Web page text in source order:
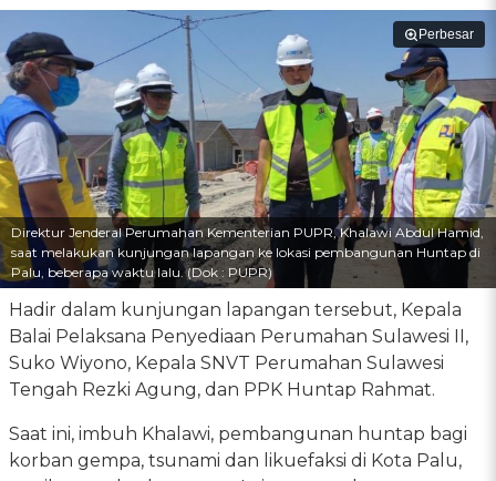
Perbesar
Direktur Jenderal Perumahan Kementerian PUPR, Khalawi Abdul Hamid,
saat melakukan kunjungan lapangan ke lokasi pembangunan Huntap di
Palu, beberapa waktu lalu. (Dok : PUPR)
Hadir dalam kunjungan lapangan tersebut, Kepala
Balai Pelaksana Penyediaan Perumahan Sulawesi II,
Suko Wiyono, Kepala SNVT Perumahan Sulawesi
Tengah Rezki Agung, dan PPK Huntap Rahmat.
Saat ini, imbuh Khalawi, pembangunan huntap bagi
korban gempa, tsunami dan likuefaksi di Kota Palu,